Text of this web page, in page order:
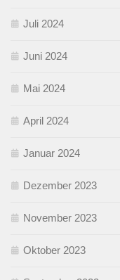
Juli 2024
Juni 2024
Mai 2024
April 2024
Januar 2024
Dezember 2023
November 2023
Oktober 2023